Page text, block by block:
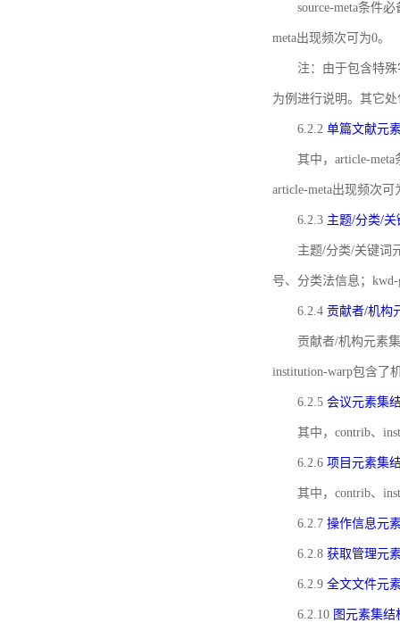
source-meta条件
meta出现频次可为0。
注：由于包含特殊
为例进行说明。其它
6.2.2 单篇文献元
其中，article-
article-meta出现频次可
6.2.3 主题/分类/
主题/分类/关键词
号、分类法信息；
6.2.4 贡献者/机构
贡献者/机构元素
institution-warp包含了
6.2.5 会议元素集
其中，contrib、
6.2.6 项目元素集
其中，contrib、
6.2.7 操作信息元
6.2.8 获取管理元
6.2.9 全文文件元
6.2.10 图元素集结